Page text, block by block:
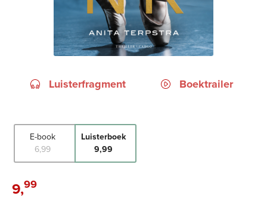
E-book
6,99
Luisterboek
9,99
Luisterboek:
9,99
Luisterfragment Boektrailer